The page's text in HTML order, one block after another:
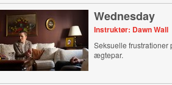
Wednesday
Instruktør: Dawn Wall
Seksuelle frustrationer
ægtepar.